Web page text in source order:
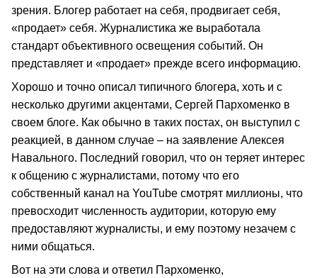
зрения. Блогер работает на себя, продвигает себя,
«продает» себя. Журналистика же выработала
стандарт объективного освещения событий. Он
представляет и «продает» прежде всего информацию.
Хорошо и точно описал типичного блогера, хоть и с
несколько другими акцентами, Сергей Пархоменко в
своем блоге. Как обычно в таких постах, он выступил с
реакцией, в данном случае – на заявление Алексея
Навального. Последний говорил, что он теряет интерес
к общению с журналистами, потому что его
собственный канал на YouTube смотрят миллионы, что
превосходит численность аудитории, которую ему
предоставляют журналисты, и ему поэтому незачем с
ними общаться.
Вот на эти слова и ответил Пархоменко,